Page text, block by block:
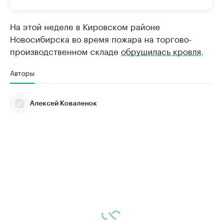
На этой неделе в Кировском районе
Новосибирска во время пожара на торгово-
производственном складе обрушилась кровля
Авторы
Алексей Коваленок